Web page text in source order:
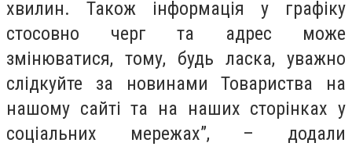
хвилин. Також інформація у графіку
стосовно черг та адрес може
змінюватися, тому, будь ласка, уважно
слідкуйте за новинами Товариства на
нашому сайті та на наших сторінках у
соціальних мережах”, – додали